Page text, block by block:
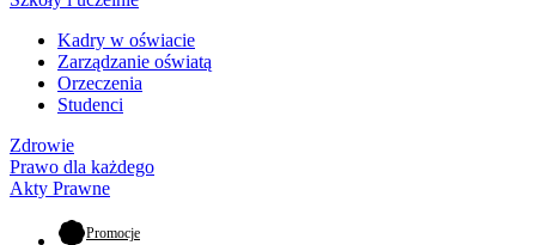
Kadry w oświacie
Zarządzanie oświatą
Orzeczenia
Studenci
Zdrowie
Prawo dla każdego
Akty Prawne
Promocje- otwiera się w nowej karcie